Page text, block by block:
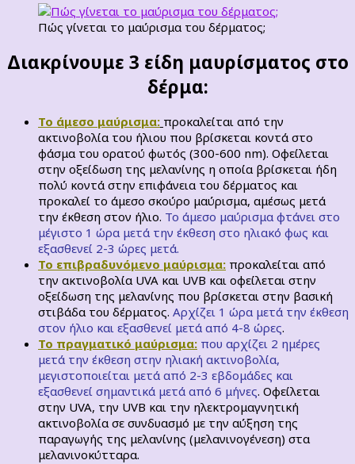
Πώς γίνεται το μαύρισμα του δέρματος;
Διακρίνουμε 3 είδη μαυρίσματος στο
δέρμα:
Το άμεσο μαύρισμα: προκαλείται από την
ακτινοβολία του ήλιου που βρίσκεται κοντά στο
φάσμα του ορατού φωτός (300-600 nm). Οφείλεται
στην οξείδωση της μελανίνης η οποία βρίσκεται ήδη
πολύ κοντά στην επιφάνεια του δέρματος και
προκαλεί το άμεσο σκούρο μαύρισμα, αμέσως μετά
την έκθεση στον ήλιο. Το άμεσο μαύρισμα φτάνει στο
μέγιστο 1 ώρα μετά την έκθεση στο ηλιακό φως και
εξασθενεί 2-3 ώρες μετά.
Το επιβραδυνόμενο μαύρισμα: προκαλείται από
την ακτινοβολία UVA και UVB και οφείλεται στην
οξείδωση της μελανίνης που βρίσκεται στην βασική
στιβάδα του δέρματος. Αρχίζει 1 ώρα μετά την έκθεση
στον ήλιο και εξασθενεί μετά από 4-8 ώρες.
Το πραγματικό μαύρισμα: που αρχίζει 2 ημέρες
μετά την έκθεση στην ηλιακή ακτινοβολία,
μεγιστοποιείται μετά από 2-3 εβδομάδες και
εξασθενεί σημαντικά μετά από 6 μήνες. Οφείλεται
στην UVA, την UVB και την ηλεκτρομαγνητική
ακτινοβολία σε συνδυασμό με την αύξηση της
παραγωγής της μελανίνης (μελανινογένεση) στα
μελανινοκύτταρα.